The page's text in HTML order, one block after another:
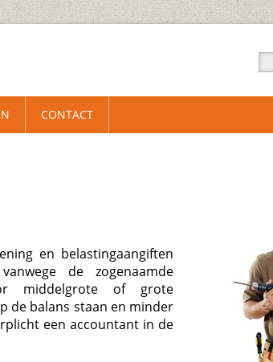
en belastingaangiften
de zogenaamde
middelgrote of grote
de balans staan en minder
een accountant in de
CONTACT